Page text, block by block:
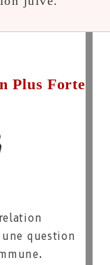
Plus Forte
une question